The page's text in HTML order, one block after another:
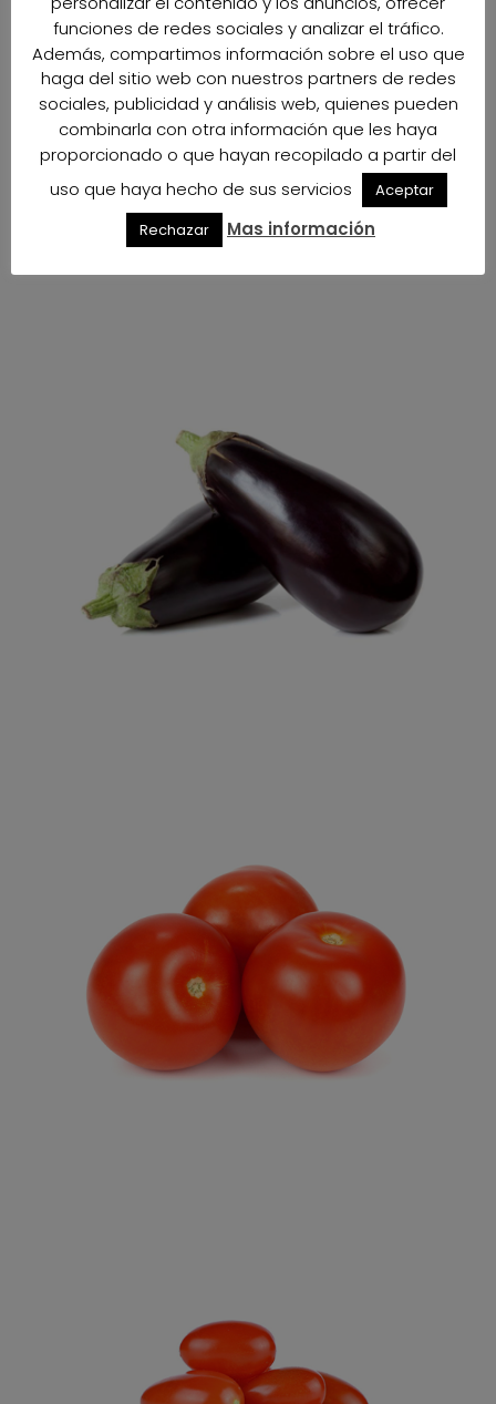
funciones de redes sociales y analizar el tráfico.
Además, compartimos información sobre el uso que
haga del sitio web con nuestros partners de redes
sociales, publicidad y análisis web, quienes pueden
combinarla con otra información que les haya
proporcionado o que hayan recopilado a partir del
uso que haya hecho de sus servicios
Aceptar
Rechazar
Mas información